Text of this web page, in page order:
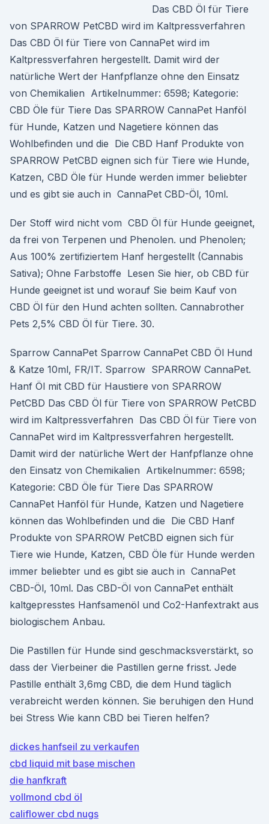
Das CBD Öl für Tiere
von SPARROW PetCBD wird im Kaltpressverfahren
Das CBD Öl für Tiere von CannaPet wird im
Kaltpressverfahren hergestellt. Damit wird der
natürliche Wert der Hanfpflanze ohne den Einsatz
von Chemikalien Artikelnummer: 6598; Kategorie:
CBD Öle für Tiere Das SPARROW CannaPet Hanföl
für Hunde, Katzen und Nagetiere können das
Wohlbefinden und die Die CBD Hanf Produkte von
SPARROW PetCBD eignen sich für Tiere wie Hunde,
Katzen, CBD Öle für Hunde werden immer beliebter
und es gibt sie auch in CannaPet CBD-Öl, 10ml.
Der Stoff wird nicht vom CBD Öl für Hunde geeignet,
da frei von Terpenen und Phenolen. und Phenolen;
Aus 100% zertifiziertem Hanf hergestellt (Cannabis
Sativa); Ohne Farbstoffe Lesen Sie hier, ob CBD für
Hunde geeignet ist und worauf Sie beim Kauf von
CBD Öl für den Hund achten sollten. Cannabrother
Pets 2,5% CBD Öl für Tiere. 30.
Sparrow CannaPet Sparrow CannaPet CBD Öl Hund
& Katze 10ml, FR/IT. Sparrow SPARROW CannaPet.
Hanf Öl mit CBD für Haustiere von SPARROW
PetCBD Das CBD Öl für Tiere von SPARROW PetCBD
wird im Kaltpressverfahren Das CBD Öl für Tiere von
CannaPet wird im Kaltpressverfahren hergestellt.
Damit wird der natürliche Wert der Hanfpflanze ohne
den Einsatz von Chemikalien Artikelnummer: 6598;
Kategorie: CBD Öle für Tiere Das SPARROW
CannaPet Hanföl für Hunde, Katzen und Nagetiere
können das Wohlbefinden und die Die CBD Hanf
Produkte von SPARROW PetCBD eignen sich für
Tiere wie Hunde, Katzen, CBD Öle für Hunde werden
immer beliebter und es gibt sie auch in CannaPet
CBD-Öl, 10ml. Das CBD-Öl von CannaPet enthält
kaltgepresstes Hanfsamenöl und Co2-Hanfextrakt aus
biologischem Anbau.
Die Pastillen für Hunde sind geschmacksverstärkt, so
dass der Vierbeiner die Pastillen gerne frisst. Jede
Pastille enthält 3,6mg CBD, die dem Hund täglich
verabreicht werden können. Sie beruhigen den Hund
bei Stress Wie kann CBD bei Tieren helfen?
dickes hanfseil zu verkaufen
cbd liquid mit base mischen
die hanfkraft
vollmond cbd öl
califlower cbd nugs